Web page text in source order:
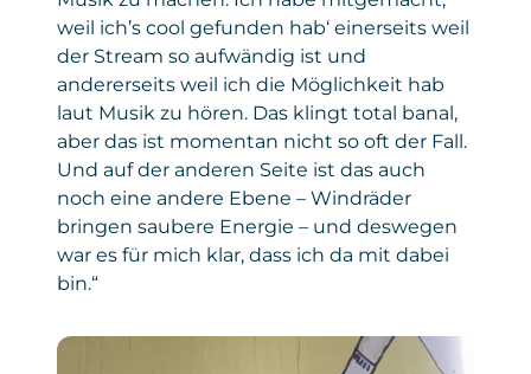
weil ich’s cool gefunden hab‘ einerseits weil
der Stream so aufwändig ist und
andererseits weil ich die Möglichkeit hab
laut Musik zu hören. Das klingt total banal,
aber das ist momentan nicht so oft der Fall.
Und auf der anderen Seite ist das auch
noch eine andere Ebene – Windräder
bringen saubere Energie – und deswegen
war es für mich klar, dass ich da mit dabei
bin.“